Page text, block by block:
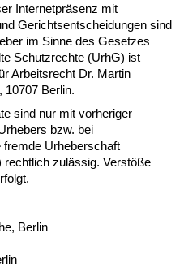
Internetpräsenz mit
Gerichtsentscheidungen sind
im Sinne des Gesetzes
Schutzrechte (UrhG) ist
Arbeitsrecht Dr. Martin
10707 Berlin.
sind nur mit vorheriger
bzw. bei
Urheberschaft
rechtlich zulässig. Verstöße
Berlin